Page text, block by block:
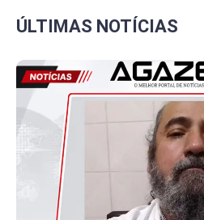
ÚLTIMAS NOTÍCIAS